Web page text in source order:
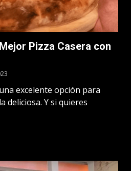
Pizza Casera con
excelente opción para
deliciosa. Y si quieres